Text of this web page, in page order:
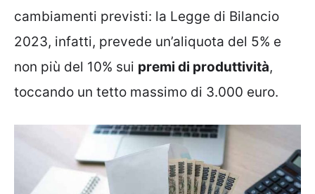
cambiamenti previsti: la Legge di Bilancio
2023, infatti, prevede un’aliquota del 5% e
non più del 10% sui premi di produttività,
toccando un tetto massimo di 3.000 euro.